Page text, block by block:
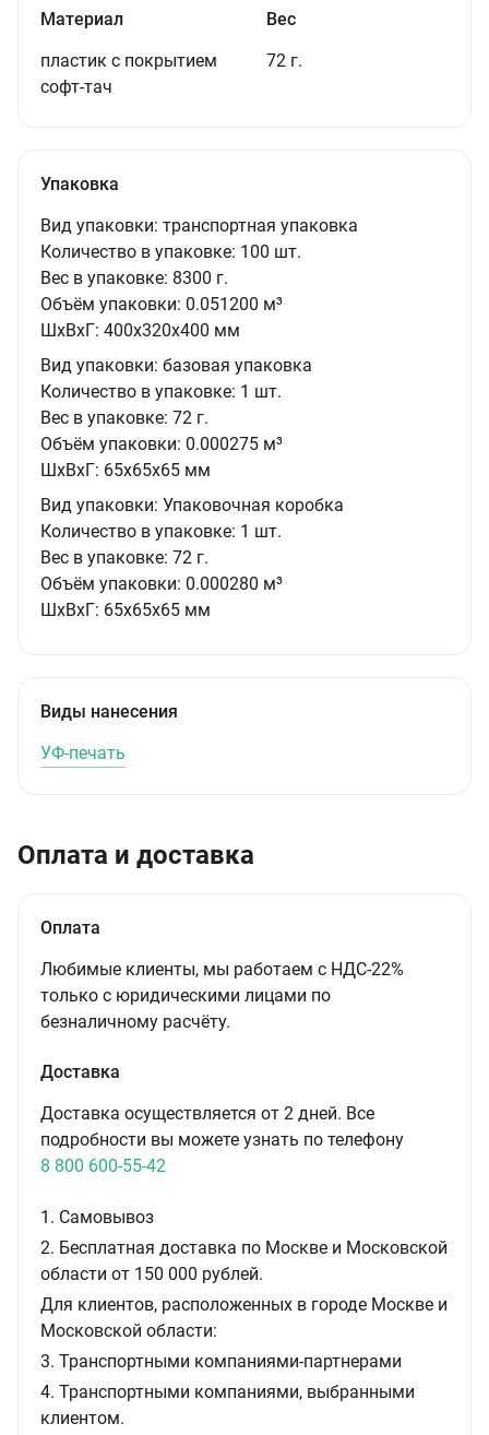
Материал
пластик с покрытием
софт-тач
Вес
72 г.
Упаковка
Вид упаковки: транспортная упаковка
Количество в упаковке: 100 шт.
Вес в упаковке: 8300 г.
Объём упаковки: 0.051200 м³
ШxВxГ: 400x320x400 мм
Вид упаковки: базовая упаковка
Количество в упаковке: 1 шт.
Вес в упаковке: 72 г.
Объём упаковки: 0.000275 м³
ШxВxГ: 65x65x65 мм
Вид упаковки: Упаковочная коробка
Количество в упаковке: 1 шт.
Вес в упаковке: 72 г.
Объём упаковки: 0.000280 м³
ШxВxГ: 65x65x65 мм
Виды нанесения
УФ-печать
Оплата и доставка
Оплата
Любимые клиенты, мы работаем с НДС-22%
только с юридическими лицами по
безналичному расчёту.
Доставка
Доставка осуществляется от 2 дней. Все
подробности вы можете узнать по телефону
8 800 600-55-42
1. Самовывоз
2. Бесплатная доставка по Москве и Московской
области от 150 000 рублей.
Для клиентов, расположенных в городе Москве и
Московской области:
3. Транспортными компаниями-партнерами
4. Транспортными компаниями, выбранными
клиентом.